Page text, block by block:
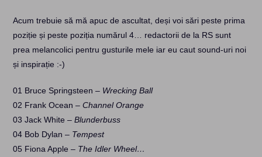
Acum trebuie să mă apuc de ascultat, deși voi sări peste prima
poziție și peste poziția numărul 4… redactorii de la RS sunt
prea melancolici pentru gusturile mele iar eu caut sound-uri noi
și inspirație :-)
01 Bruce Springsteen – Wrecking Ball
02 Frank Ocean –Channel Orange
03 Jack White –Blunderbuss
04 Bob Dylan – Tempest
05 Fiona Apple – The Idler Wheel…